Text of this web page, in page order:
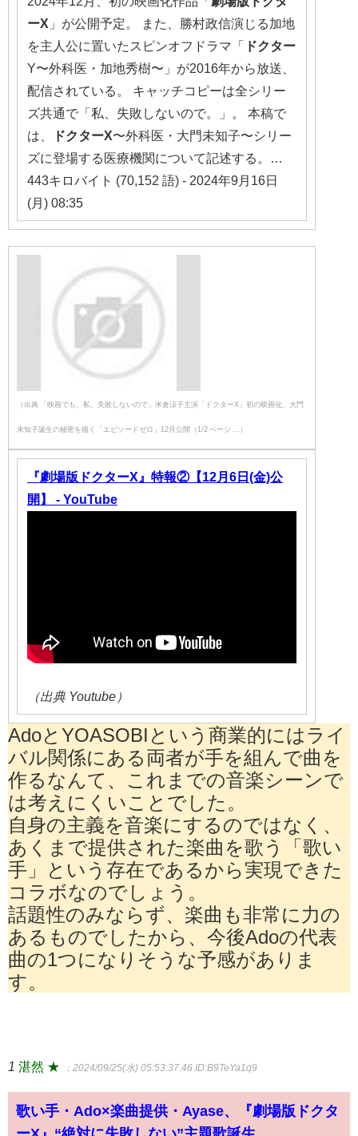
ーX 」が公開予定。 また、勝村政信演じる加地
を主人公に置いたスピンオフドラマ「
ドクター
Y〜外科医・加地秀樹〜」が2016年から放送、
配信されている。 キャッチコピーは全シリー
ズ共通で「私、失敗しないので。」。 本稿で
は、
ドクターX〜外科医・大門未知子〜シリー
ズに登場する医療機関について記述する。…
443キロバイト (70,152 語) - 2024年9月16日
(月) 08:35
（出典 「映画でも、私、失敗しないので」米倉涼子主演「ドクターX」初の映画化、大門
未知子誕生の秘密を描く「エピソードゼロ」12月公開（1/2 ページ ...）
『劇場版ドクターX』特報②【12月6日(金)公
開】 - YouTube
（出典 Youtube）
AdoとYOASOBIという商業的にはライ
バル関係にある両者が手を組んで曲を
作るなんて、これまでの音楽シーンで
は考えにくいことでした。
自身の主義を音楽にするのではなく、
あくまで提供された楽曲を歌う「歌い
手」という存在であるから実現できた
コラボなのでしょう。
話題性のみならず、楽曲も非常に力の
あるものでしたから、今後Adoの代表
曲の1つになりそうな予感がありま
す。
1 湛然 ★ ：2024/09/25(水) 05:53:37.46 ID:B9TeYa1q9
歌い手・Ado×楽曲提供・Ayase、『劇場版ドクタ